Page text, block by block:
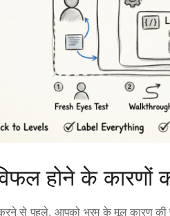
होने के कारणों
से पहले, आपको भ्रम के मूल कारण की